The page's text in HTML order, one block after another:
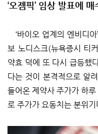
‘오젬픽’ 임상 발표에 매
‘바이오 업계의 엔비디
보 노디스크(뉴욕증시 티
약효 덕에 또 다시 급등했
다는 것이 본격적으로 알
들어온 제약사 주가가 하
로 주가가 요동치는 분위기